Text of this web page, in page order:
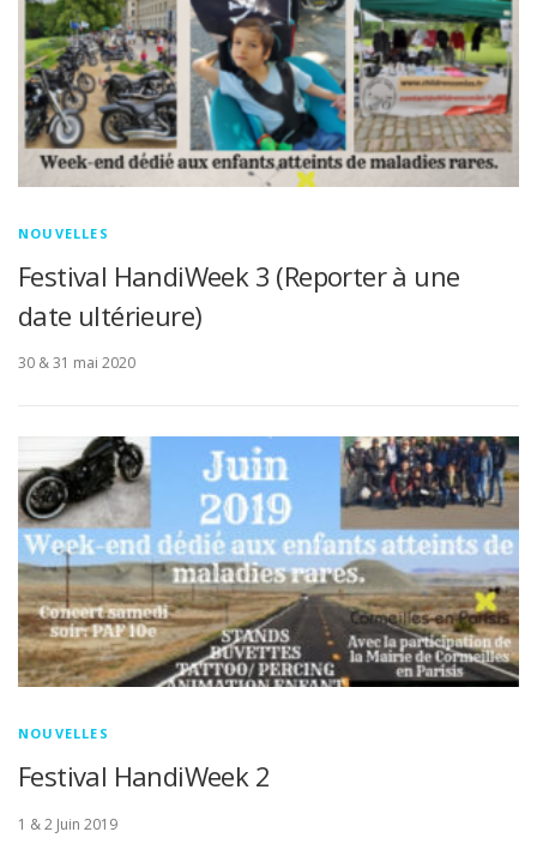
NOUVELLES
Festival HandiWeek 3 (Reporter à une
date ultérieure)
30 & 31 mai 2020
NOUVELLES
Festival HandiWeek 2
1 & 2 Juin 2019